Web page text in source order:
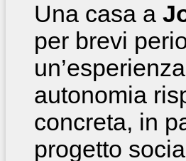
Una casa a
per brevi
autonomia
concreta, in
progetto